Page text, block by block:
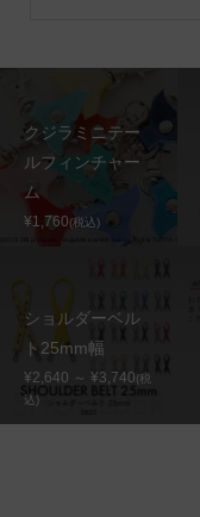
クジラミニテー
ルフィンチャー
ム
¥1,760(税込)
ショルダーベル
ト25mm幅
¥2,640 ～ ¥3,740(税
込)